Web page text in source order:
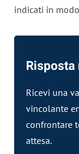
indicati in
Ricevi una
vincolante
confrontare
attesa.